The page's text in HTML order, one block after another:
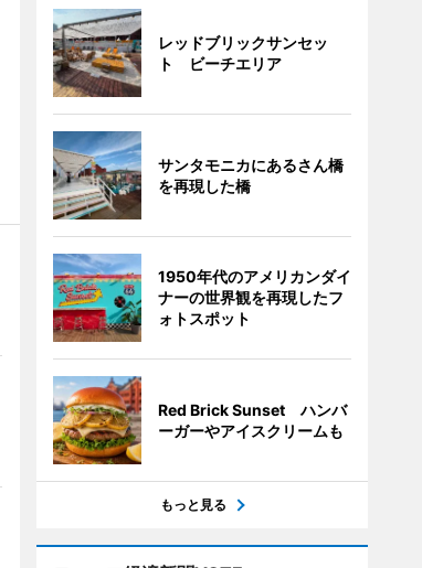
レッドブリックサンセッ
ト ビーチエリア
サンタモニカにあるさん橋
を再現した橋
1950年代のアメリカンダイ
ナーの世界観を再現したフ
ォトスポット
Red Brick Sunset ハンバ
ーガーやアイスクリームも
もっと見る